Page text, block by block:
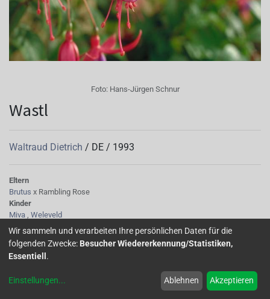
Foto: Hans-Jürgen Schnur
Wastl
Waltraud Dietrich / DE / 1993
Eltern
Brutus x Rambling Rose
Kinder
Miva , Weleveld
Tubus
pinkfarben
Sepalen
pinkfarben
mit pinkfarbenen Zeichnungen, violettlila
Wir sammeln und verarbeiten Ihre persönlichen Daten für die
folgenden Zwecke: Besucher Wiedererkennung/Statistiken,
Essentiell .
Einstellungen... Ablehnen Akzeptieren